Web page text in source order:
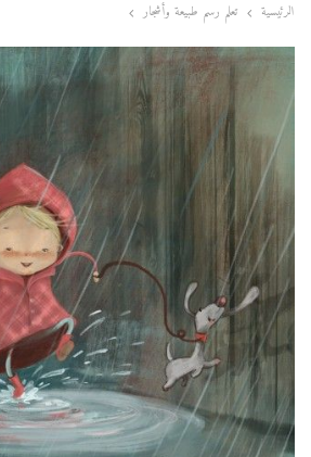
الرئيسية تعلم رسم طبيعة وأشجار